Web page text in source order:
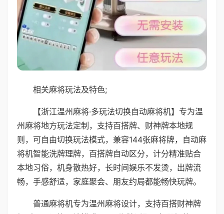
相关麻将玩法及特色;
【浙江温州麻将·多玩法切换自动麻将机】专为温
州麻将地方玩法定制，支持百搭牌、财神牌本地规
则，可自由切换玩法模式，兼容144张麻将牌，自动麻
将机智能洗牌理牌，百搭牌自动区分，计分精准贴合
本地习俗，机身散热好，长时间娱乐不发烫，出牌流
畅，手感舒适，家庭聚会、朋友约局都能畅快玩牌。
普通麻将机专为温州麻将设计，支持百搭财神牌